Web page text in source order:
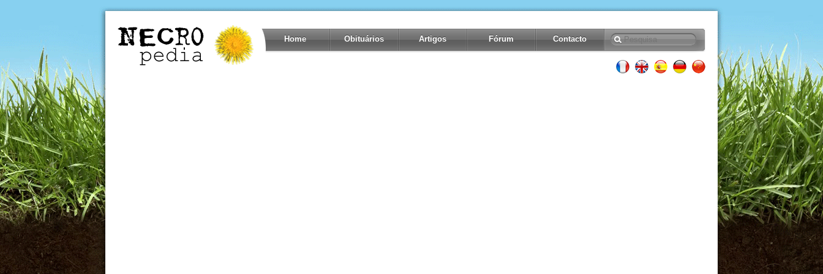
Home Obituários Artigos Fórum Contacto